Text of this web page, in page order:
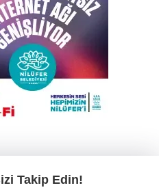
5 imza birden
OSB tanıtıldı
diploma soruları: 419
yanıt yok
Takip Edin!